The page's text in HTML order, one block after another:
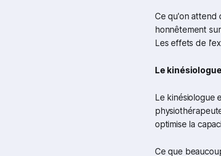
Ce qu'on attend
honnêtement
Les effets de
Le
Le kinésiologue
optimise la
Ce que